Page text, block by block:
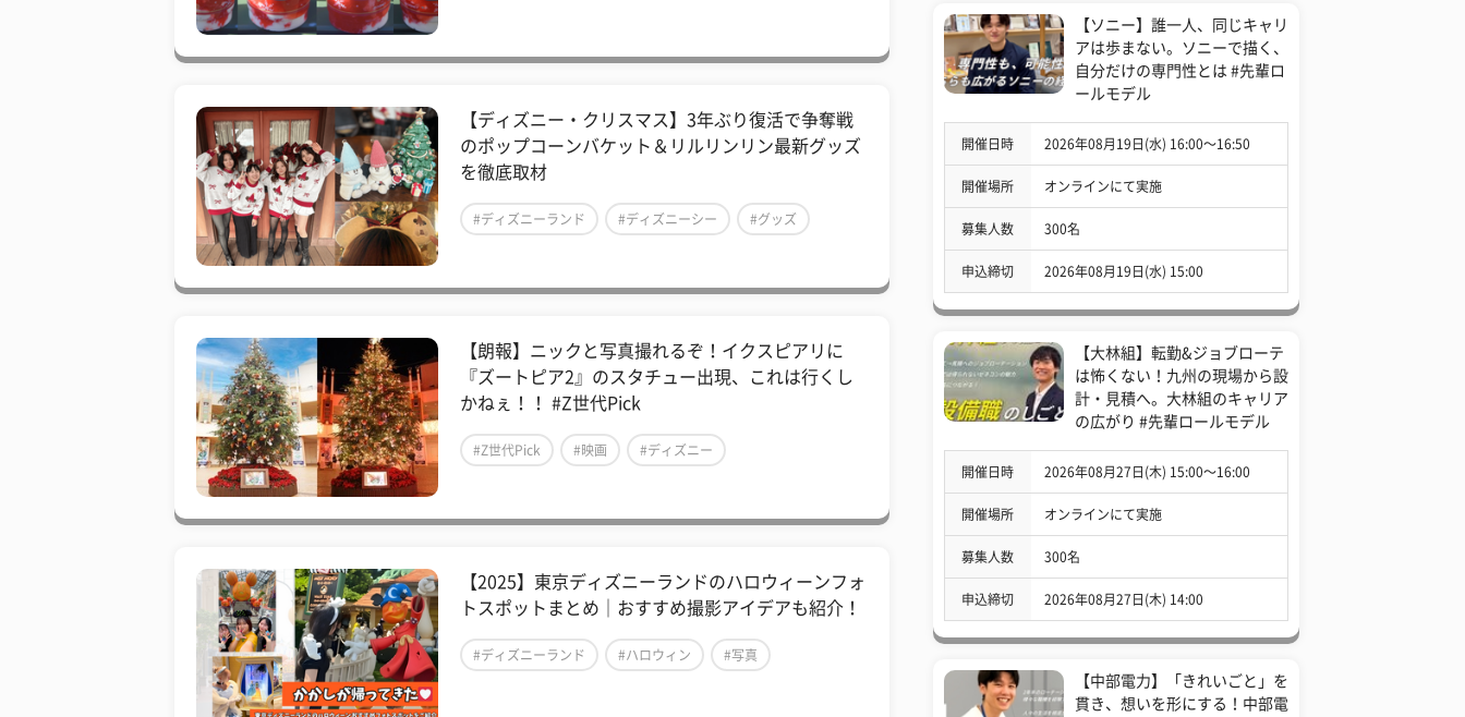
【ディズニー・クリスマス】3年ぶり復活で争奪戦
のポップコーンバケット＆リルリンリン最新グッズ
を徹底取材
#ディズニーランド #ディズニーシー #グッズ
【朗報】ニックと写真撮れるぞ！イクスピアリに
『ズートピア2』のスタチュー出現、これは行くし
かねぇ！！ #Z世代Pick
#Z世代Pick #映画 #ディズニー
【2025】東京ディズニーランドのハロウィーンフォ
トスポットまとめ｜おすすめ撮影アイデアも紹介！
#ディズニーランド #ハロウィン #写真
【ソニー】誰一人、同じキャリ
アは歩まない。ソニーで描く、
自分だけの専門性とは #先輩ロ
ールモデル
開催日時 2026年08月19日(水) 16:00〜16:50
開催場所 オンラインにて実施
募集人数 300名
申込締切 2026年08月19日(水) 15:00
【大林組】転勤&ジョブローテ
は怖くない！九州の現場から設
計・見積へ。大林組のキャリア
の広がり #先輩ロールモデル
開催日時 2026年08月27日(木) 15:00〜16:00
開催場所 オンラインにて実施
募集人数 300名
申込締切 2026年08月27日(木) 14:00
【中部電力】「きれいごと」を
貫き、想いを形にする！中部電